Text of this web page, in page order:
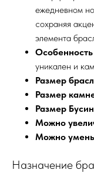
ежедневном
сохраняя
элемента
уникален и
Размер
Размер
Размер
Можно
Можно
Назначение